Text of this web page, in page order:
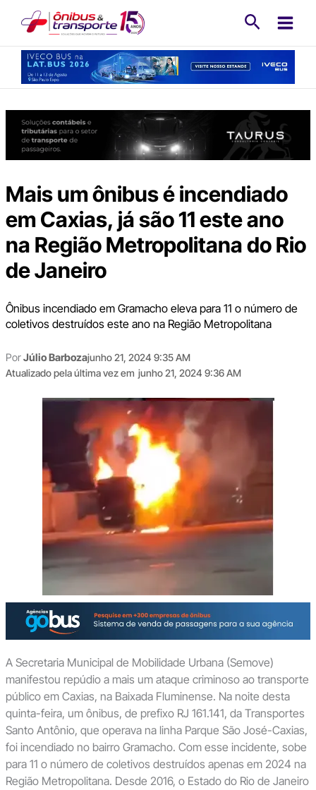
conteúdo
Mais um ônibus é incendiado
em Caxias, já são 11 este ano
na Região Metropolitana do Rio
de Janeiro
Ônibus incendiado em Gramacho eleva para 11 o número de
coletivos destruídos este ano na Região Metropolitana
PorJúlio Barbozajunho 21, 2024 9:35 AM
Atualizado pela última vez em junho 21, 2024 9:36 AM
A Secretaria Municipal de Mobilidade Urbana (Semove)
manifestou repúdio a mais um ataque criminoso ao transporte
público em Caxias, na Baixada Fluminense. Na noite desta
quinta-feira, um ônibus, de prefixo RJ 161.141, da Transportes
Santo Antônio, que operava na linha Parque São José-Caxias,
foi incendiado no bairro Gramacho. Com esse incidente, sobe
para 11 o número de coletivos destruídos apenas em 2024 na
Região Metropolitana. Desde 2016, o Estado do Rio de Janeiro